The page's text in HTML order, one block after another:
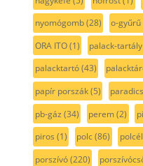
nyomógomb(28) o-gyűrű
ORA ITO(1) palack-tartály
palacktartó(43)
papír porszák(5)
pb-gáz (34) perem(2)
piros (1) polc(86) polcél
porszívó(220)